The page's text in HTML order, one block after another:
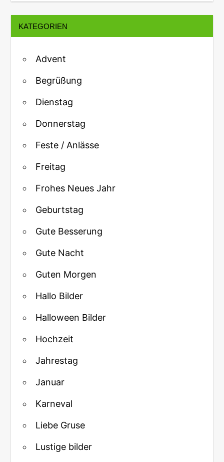
KATEGORIEN
Advent
Begrüßung
Dienstag
Donnerstag
Feste / Anlässe
Freitag
Frohes Neues Jahr
Geburtstag
Gute Besserung
Gute Nacht
Guten Morgen
Hallo Bilder
Halloween Bilder
Hochzeit
Jahrestag
Januar
Karneval
Liebe Gruse
Lustige bilder